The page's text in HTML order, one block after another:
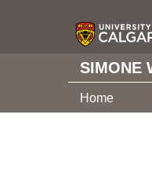
SIMONE
Home